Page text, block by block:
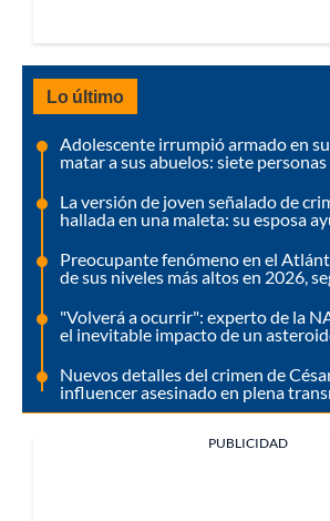
Lo último
Adolescente irrumpió armado en
matar a sus abuelos: siete
La versión de joven señalado de
hallada en una maleta: su esposa
Preocupante fenómeno en el
de sus niveles más altos en 2026,
"Volverá a ocurrir": experto de la
el inevitable impacto de un
Nuevos detalles del crimen de
influencer asesinado en plena
PUBLICIDAD